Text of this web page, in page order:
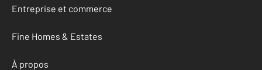
Entreprise et commerce
Fine Homes & Estates
À propos